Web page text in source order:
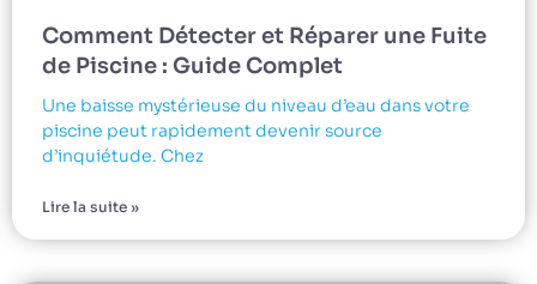
Comment Détecter et Réparer une Fuite
de Piscine : Guide Complet
Une baisse mystérieuse du niveau d’eau dans votre
piscine peut rapidement devenir source
d’inquiétude. Chez
Lire la suite »